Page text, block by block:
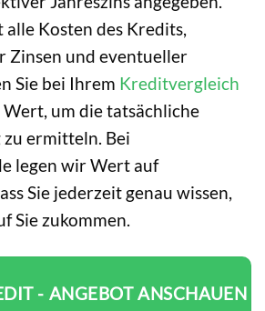
Kosten des Kredits,
Zinsen und eventueller
Sie bei Ihrem Kreditvergleich
Wert, um die tatsächliche
ermitteln. Bei
legen wir Wert auf
Sie jederzeit genau wissen,
Sie zukommen.
- ANGEBOT ANSCHAUEN